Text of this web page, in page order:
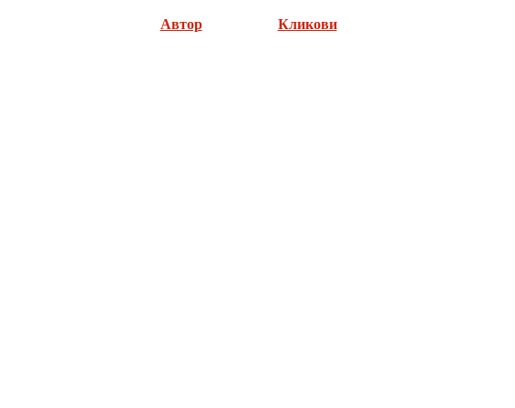
Автор Кликови